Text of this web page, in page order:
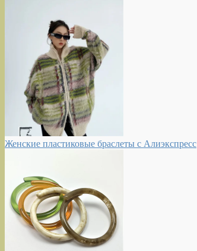
Женские пластиковые браслеты с Алиэкспресс